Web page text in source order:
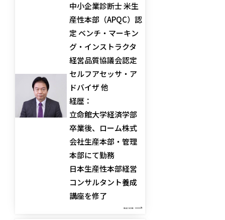
中小企業診断士 米生
産性本部（APQC）認
定 ベンチ・マーキン
グ・インストラクタ
経営品質協議会認定
セルフアセッサ・ア
ドバイザ 他
経歴：
立命館大学経済学部
卒業後、ローム株式
会社生産本部・管理
本部にて勤務
日本生産性本部経営
コンサルタント養成
講座を修了
READ MORE